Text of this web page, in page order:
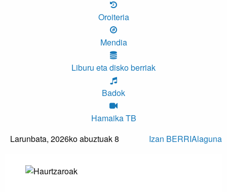
Oroiteria
Mendia
Liburu eta disko berriak
Badok
Hamaika TB
Larunbata, 2026ko abuztuak 8 Izan BERRIAlaguna